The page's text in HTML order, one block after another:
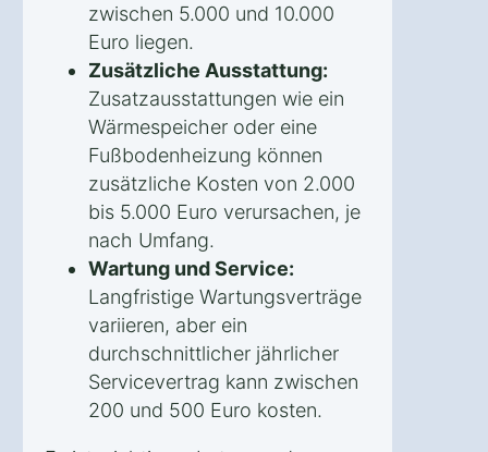
zwischen 5.000 und 10.000
Euro liegen.
Zusätzliche Ausstattung:
Zusatzausstattungen wie ein
Wärmespeicher oder eine
Fußbodenheizung können
zusätzliche Kosten von 2.000
bis 5.000 Euro verursachen, je
nach Umfang.
Wartung und Service:
Langfristige Wartungsverträge
variieren, aber ein
durchschnittlicher jährlicher
Servicevertrag kann zwischen
200 und 500 Euro kosten.